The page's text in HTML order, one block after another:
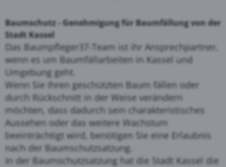
Baumschutz - Genehmigung für Baumfällung von der
Stadt Kassel
Das Baumpfleger37-Team ist ihr Ansprechpartner,
wenn es um Baumfällarbeiten in Kassel und
Umgebung geht.
Wenn Sie Ihren geschützten Baum fällen oder
durch Rückschnitt in der Weise verändern
möchten, dass dadurch sein charakteristisches
Aussehen oder das weitere Wachstum
beeinträchtigt wird, benötigen Sie eine Erlaubnis
nach der Baumschutzsatzung.
In der Baumschutzsatzung hat die Stadt Kassel die